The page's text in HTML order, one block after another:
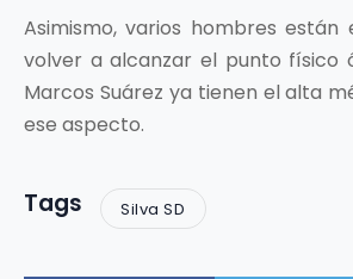
Asimismo, varios hombres
volver a alcanzar el punto físico
Marcos Suárez ya tienen el alta
ese aspecto.
Tags Silva SD